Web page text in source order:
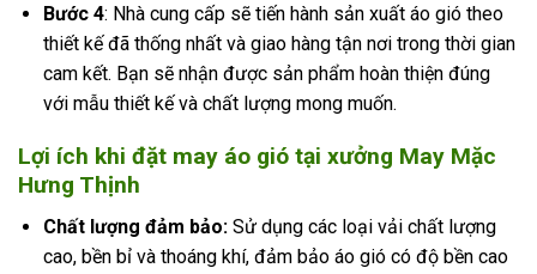
Bước 4: Nhà cung cấp sẽ tiến hành sản xuất áo gió theo
thiết kế đã thống nhất và giao hàng tận nơi trong thời gian
cam kết. Bạn sẽ nhận được sản phẩm hoàn thiện đúng
với mẫu thiết kế và chất lượng mong muốn.
Lợi ích khi đặt may áo gió tại xưởng May Mặc
Hưng Thịnh
Chất lượng đảm bảo: Sử dụng các loại vải chất lượng
cao, bền bỉ và thoáng khí, đảm bảo áo gió có độ bền cao